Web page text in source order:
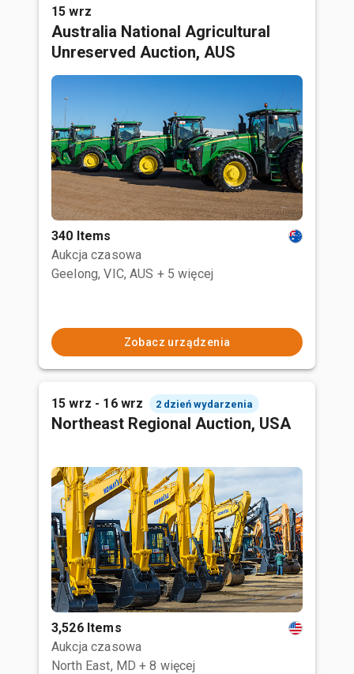
15 wrz
Australia National Agricultural
Unreserved Auction, AUS
340 Items
Aukcja czasowa
Geelong, VIC, AUS + 5 więcej
Zobacz urządzenia
15 wrz - 16 wrz 2 dzień wydarzenia
Northeast Regional Auction, USA
3,526 Items
Aukcja czasowa
North East, MD + 8 więcej